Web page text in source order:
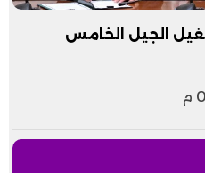
الجيل الخامس